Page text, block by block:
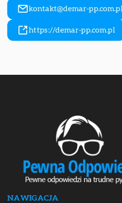
kontakt@demar-pp.com.pl
https://demar-pp.com.pl
NAWIGACJA